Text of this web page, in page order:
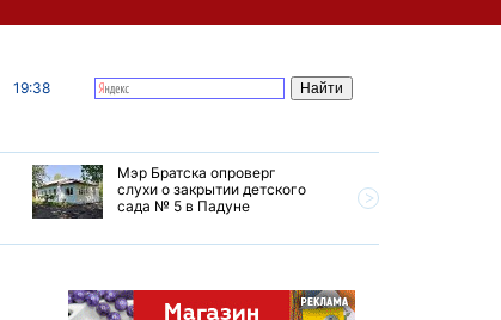
19:38
Мэр Братска опроверг
слухи о закрытии детского
сада № 5 в Падуне